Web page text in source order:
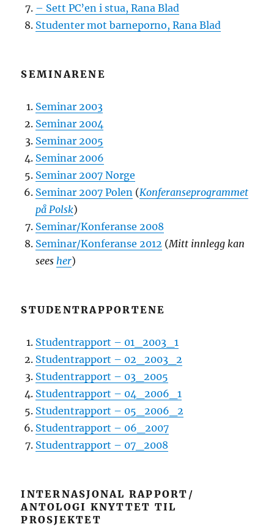
– Sett PC’en i stua, Rana Blad
Studenter mot barneporno, Rana Blad
SEMINARENE
Seminar 2003
Seminar 2004
Seminar 2005
Seminar 2006
Seminar 2007 Norge
Seminar 2007 Polen (Konferanseprogrammet
på Polsk)
Seminar/Konferanse 2008
Seminar/Konferanse 2012 (Mitt innlegg kan
seesher)
STUDENTRAPPORTENE
Studentrapport – 01_2003_1
Studentrapport – 02_2003_2
Studentrapport – 03_2005
Studentrapport – 04_2006_1
Studentrapport – 05_2006_2
Studentrapport – 06_2007
Studentrapport – 07_2008
INTERNASJONAL RAPPORT/
ANTOLOGI KNYTTET TIL
PROSJEKTET